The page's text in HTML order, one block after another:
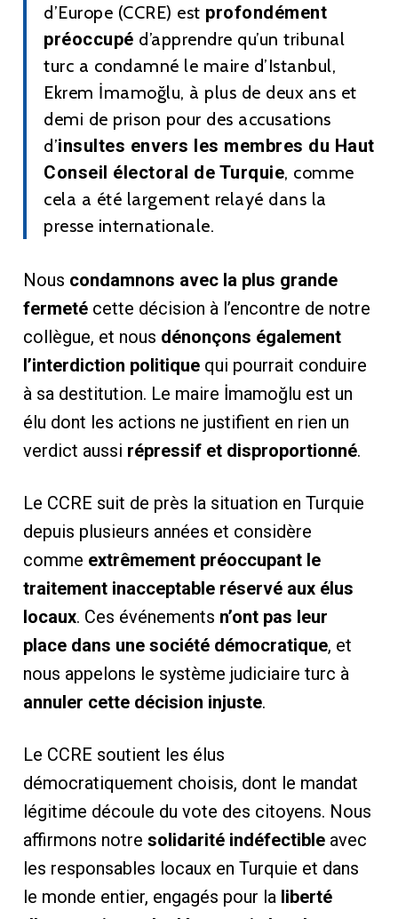
d’Europe (CCRE) est profondément
préoccupé d’apprendre qu’un tribunal
turc a condamné le maire d’Istanbul,
Ekrem İmamoğlu, à plus de deux ans et
demi de prison pour des accusations
d’insultes envers les membres du Haut
Conseil électoral de Turquie, comme
cela a été largement relayé dans la
presse internationale.
Nous condamnons avec la plus grande
fermetécette décision à l’encontre de notre
collègue, et nous dénonçons également
l’interdiction politiquequi pourrait conduire
à sa destitution. Le maire İmamoğlu est un
élu dont les actions ne justifient en rien un
verdict aussi répressif et disproportionné.
Le CCRE suit de près la situation en Turquie
depuis plusieurs années et considère
comme extrêmement préoccupant le
traitement inacceptable réservé aux élus
locaux. Ces événements n’ont pas leur
place dans une société démocratique, et
nous appelons le système judiciaire turc à
annuler cette décision injuste.
Le CCRE soutient les élus
démocratiquement choisis, dont le mandat
légitime découle du vote des citoyens. Nous
affirmons notre solidarité indéfectibleavec
les responsables locaux en Turquie et dans
le monde entier, engagés pour la liberté